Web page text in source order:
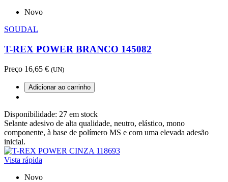
Novo
SOUDAL
T-REX POWER BRANCO 145082
Preço 16,65 € (UN)
Adicionar ao carrinho
Disponibilidade: 27 em stock
Selante adesivo de alta qualidade, neutro, elástico, mono
componente, à base de polímero MS e com uma elevada adesão
inicial.
Vista rápida
Novo